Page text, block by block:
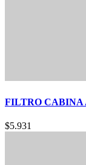
FILTRO CABINA
$5.931